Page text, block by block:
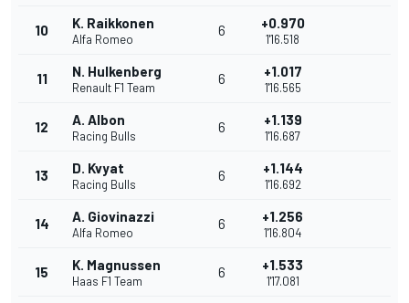
10 K. Raikkonen
Alfa Romeo
6 +0.970
1'16.518
11 N. Hulkenberg
Renault F1 Team
6 +1.017
1'16.565
12 A. Albon
Racing Bulls
6 +1.139
1'16.687
13 D. Kvyat
Racing Bulls
6 +1.144
1'16.692
14 A. Giovinazzi
Alfa Romeo
6 +1.256
1'16.804
15 K. Magnussen
Haas F1 Team
6 +1.533
1'17.081